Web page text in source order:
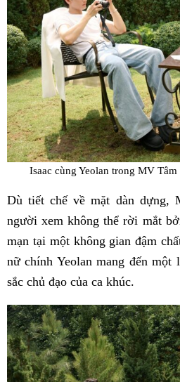
Isaac cùng Yeolan trong MV
Dù tiết chế về mặt dàn dựng,
người xem không thể rời mắt
mạn tại một không gian đậm
nữ chính Yeolan mang đến
sắc chủ đạo của ca khúc.